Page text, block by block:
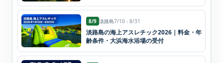
8/9 淡路島7/10 - 8/31
淡路島の海上アスレチック2026｜料金・年
齢条件・大浜海水浴場の受付